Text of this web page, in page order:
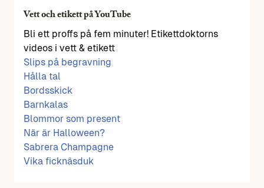
Vett och etikett på YouTube
Bli ett proffs på fem minuter! Etikettdoktorns
videos i vett & etikett
Slips på begravning
Hålla tal
Bordsskick
Barnkalas
Blommor som present
När är Halloween?
Sabrera Champagne
Vika ficknäsduk